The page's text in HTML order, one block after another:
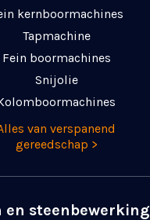
kernboormachines
Tapmachine
Fein boormachines
Snijolie
van verspanend
gereedschap >
en steenbewerking